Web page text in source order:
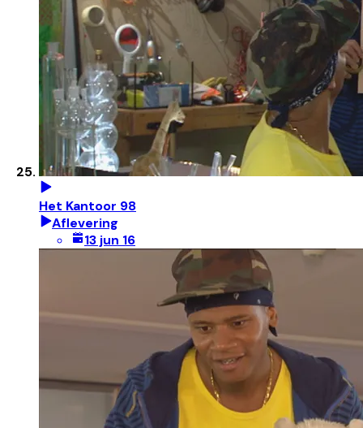
Het Kantoor 98
Aflevering
13 jun 16